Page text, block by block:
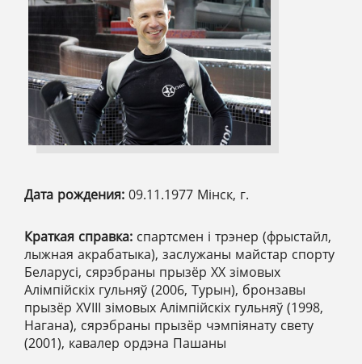
Дата рождения: 09.11.1977 Мінск, г.
Краткая справка: спартсмен і трэнер (фрыстайл,
лыжная акрабатыка), заслужаны майстар спорту
Беларусі, сярэбраны прызёр ХХ зімовых
Алімпійскіх гульняў (2006, Турын), бронзавы
прызёр ХVІІІ зімовых Алімпійскіх гульняў (1998,
Нагана), сярэбраны прызёр чэмпіянату свету
(2001), кавалер ордэна Пашаны